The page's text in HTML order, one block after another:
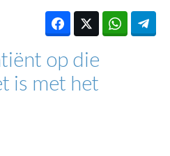
op die
is met het